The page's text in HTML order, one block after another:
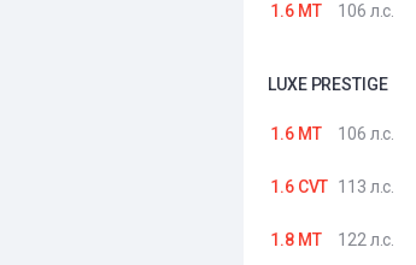
1.6 MT 106 л.с.
LUXE PRESTIGE
1.6 MT 106 л.с.
1.6 CVT 113 л.с.
1.8 MT 122 л.с.